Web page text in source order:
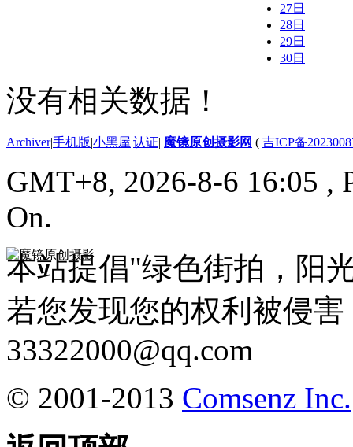
27日
28日
29日
30日
没有相关数据！
Archiver|手机版|小黑屋|认证| 魔镜原创摄影网 ( 吉ICP备
GMT+8, 2026-8-6 16:05 ,
On.
本站提倡"绿色街拍，阳
若您发现您的权利被侵
33322000@qq.com
© 2001-2013 Comsenz Inc.